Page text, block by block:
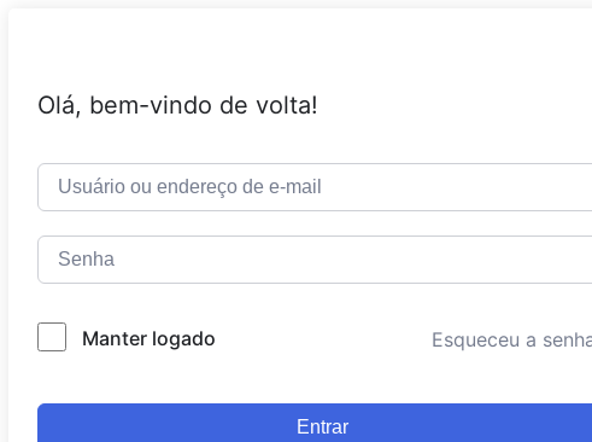
Olá, bem-vindo de volta!
Manter logado Esqueceu a
Entrar